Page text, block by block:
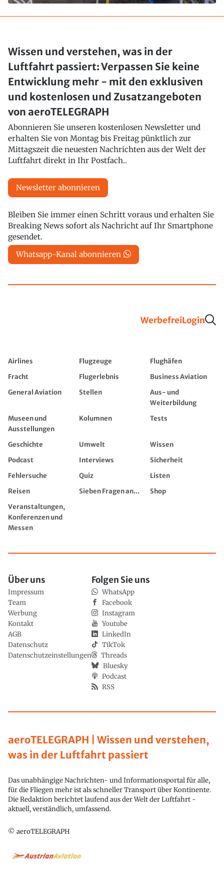
Wissen und verstehen, was in der
Luftfahrt passiert: Verpassen Sie keine
Entwicklung mehr - mit den exklusiven
und kostenlosen und Zusatzangeboten
von aeroTELEGRAPH
Abonnieren Sie unseren kostenlosen Newsletter und
erhalten Sie von Montag bis Freitag pünktlich zur
Mittagszeit die neuesten Nachrichten aus der Welt der
Luftfahrt direkt in Ihr Postfach..
Newsletter abonnieren
Bleiben Sie immer einen Schritt voraus und erhalten Sie
Breaking News sofort als Nachricht auf Ihr Smartphone
gesendet.
Whatsapp-Kanal abonnieren
WerbefreiLogin
Airlines Flugzeuge
Flughäfen
Fracht
Flugerlebnis
Business Aviation
General Aviation
Stellen
Aus- und
Weiterbildung
Museen und
Ausstellungen
Kolumnen Tests
Geschichte Umwelt
Wissen
Podcast
Interviews
Sicherheit
Fehlersuche
Quiz
Listen
Reisen
Sieben Fragen an...
Shop
Veranstaltungen,
Konferenzen und
Messen
aeroTELEGRAPH | Wissen und verstehen,
was in der Luftfahrt passiert
Das unabhängige Nachrichten- und Informationsportal für alle,
für die Fliegen mehr ist als schneller Transport über Kontinente.
Die Redaktion berichtet laufend aus der Welt der Luftfahrt -
aktuell, verständlich, umfassend.
© aeroTELEGRAPH
Über uns
Impressum
Team
Werbung
Kontakt
AGB
Datenschutz
Datenschutzeinstellungen
Folgen Sie uns
WhatsApp
Facebook
Instagram
Youtube
LinkedIn
TikTok
Threads
Bluesky
Podcast
RSS